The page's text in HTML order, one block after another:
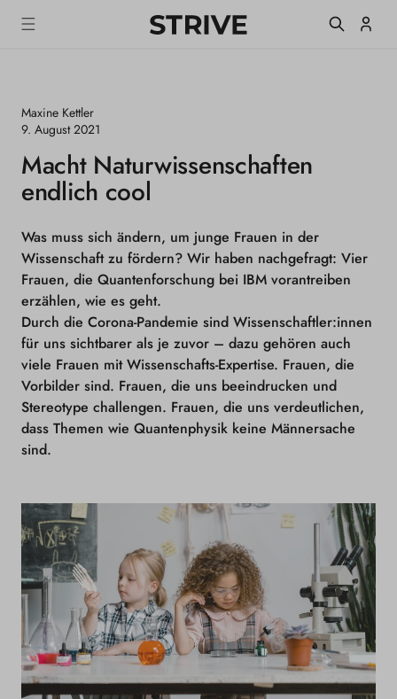
S
T
a
z
Maxine Kettler
9. August 2021
Macht Naturwissenschaften
endlich cool
Was muss sich ändern, um junge Frauen in der
Wissenschaft zu fördern? Wir haben nachgefragt: Vier
Frauen, die Quantenforschung bei IBM vorantreiben
erzählen, wie es geht.
Durch die Corona-Pandemie sind Wissenschaftler:innen
für uns sichtbarer als je zuvor – dazu gehören auch
viele Frauen mit Wissenschafts-Expertise. Frauen, die
Vorbilder sind. Frauen, die uns beeindrucken und
Stereotype challengen. Frauen, die uns verdeutlichen,
dass Themen wie Quantenphysik keine Männersache
sind.